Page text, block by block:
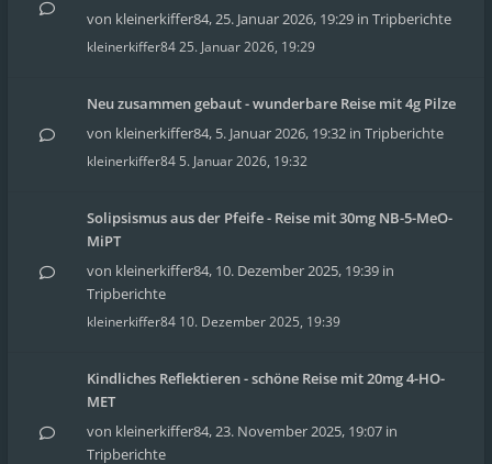
von kleinerkiffer84,25. Januar 2026, 19:29 in Tripberichte
kleinerkiffer8425. Januar 2026, 19:29
Neu zusammen gebaut - wunderbare Reise mit 4g Pilze
von kleinerkiffer84, 5. Januar 2026, 19:32 in Tripberichte
kleinerkiffer84 5. Januar 2026, 19:32
Solipsismus aus der Pfeife - Reise mit 30mg NB-5-MeO-
MiPT
von kleinerkiffer84, 10. Dezember 2025, 19:39 in
Tripberichte
kleinerkiffer84 10. Dezember 2025, 19:39
Kindliches Reflektieren - schöne Reise mit 20mg 4-HO-
MET
von kleinerkiffer84,23. November 2025, 19:07 in
Tripberichte